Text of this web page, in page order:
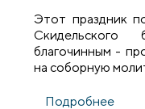
Этот праздник
благочинным -
на соборную
Подробнее